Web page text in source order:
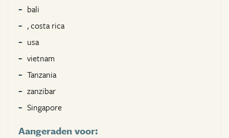
bali
, costa rica
usa
vietnam
Tanzania
zanzibar
Singapore
Aangeraden voor: